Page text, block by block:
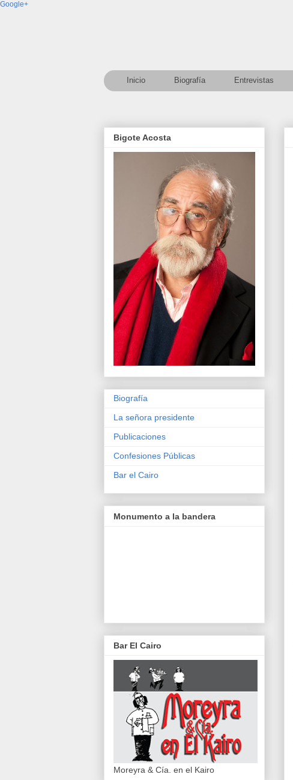
Google+
Inicio Biografía Entrevistas
Bigote Acosta
Biografía
La señora presidente
Publicaciones
Confesiones Públicas
Bar el Cairo
Monumento a la bandera
Bar El Cairo
Moreyra & Cía. en el Kairo